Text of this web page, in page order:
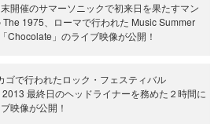
開催のサマーソニックで初来日を果たすマン
The 1975、ローマで行われた Music Summer
Chocolate」のライブ映像が公開！
ゴで行われたロック・フェスティバル
最終日のヘッドライナーを務めた２時間に
映像が公開！